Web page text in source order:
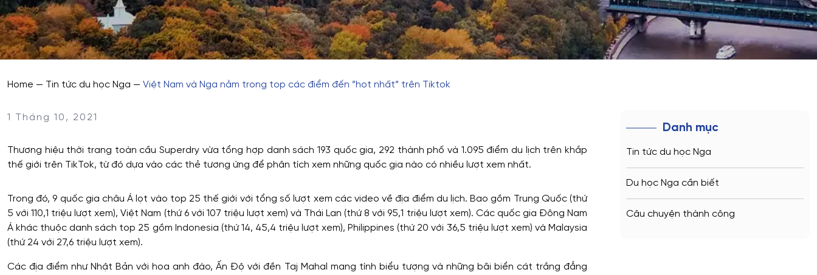
Home — Tin tức du học Nga — Việt Nam và Nga nằm trong top các điểm đến ”hot nhất” trên Tiktok
1 Tháng 10, 2021
Thương hiệu thời trang toàn cầu Superdry vừa tổng hợp danh sách 193 quốc gia, 292 thành phố và 1.095 điểm du lịch trên khắp
thế giới trên TikTok, từ đó dựa vào các thẻ tương ứng để phân tích xem những quốc gia nào có nhiều lượt xem nhất.
Trong đó, 9 quốc gia châu Á lọt vào top 25 thế giới với tổng số lượt xem các video về địa điểm du lịch. Bao gồm Trung Quốc (thứ
5 với 110,1 triệu lượt xem), Việt Nam (thứ 6 với 107 triệu lượt xem) và Thái Lan (thứ 8 với 95,1 triệu lượt xem). Các quốc gia Đông Nam
Á khác thuộc danh sách top 25 gồm Indonesia (thứ 14, 45,4 triệu lượt xem), Philippines (thứ 20 với 36,5 triệu lượt xem) và Malaysia
(thứ 24 với 27,6 triệu lượt xem).
Các địa điểm như Nhật Bản với hoa anh đào, Ấn Độ với đền Taj Mahal mang tính biểu tượng và những bãi biển cát trắng đẳng
Danh mục
Tin tức du học Nga
Du học Nga cần biết
Câu chuyện thành công